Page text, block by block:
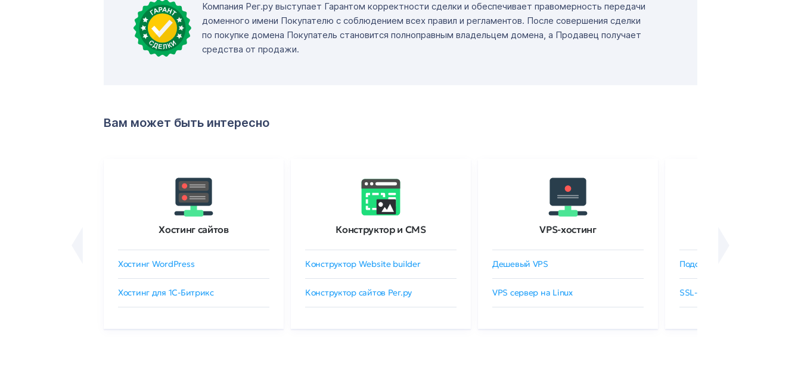
Компания Рег.ру выступает Гарантом корректности сделки и обеспечивает правомерность передачи
доменного имени Покупателю с соблюдением всех правил и регламентов. После совершения сделки
по покупке домена Покупатель становится полноправным владельцем домена, а Продавец получает
средства от продажи.
Вам может быть интересно
Хостинг сайтов
Хостинг WordPress
Хостинг для 1C-Битрикс
Конструктор и CMS
Конструктор Website builder
Конструктор сайтов Рег.ру
VPS-хостинг
Дешевый VPS
VPS сервер на Linux
Подобрать SSL-сертификат
SSL-сертификаты GlobalSign